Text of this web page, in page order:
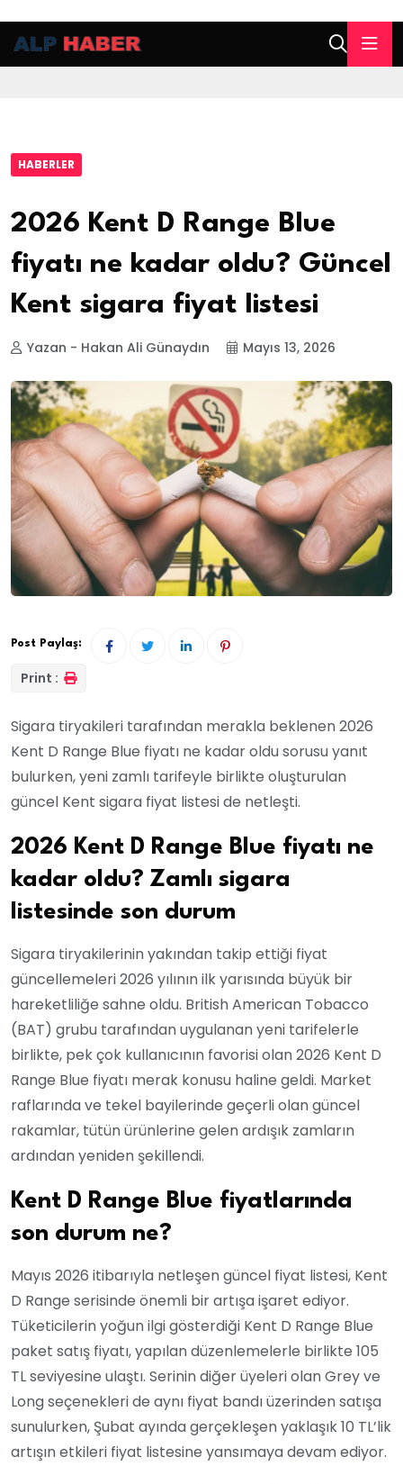
HABERLER
2026 Kent D Range Blue
fiyatı ne kadar oldu? Güncel
Kent sigara fiyat listesi
Yazan - Hakan Ali Günaydın Mayıs 13, 2026
Post Paylaş:
Print :
Sigara tiryakileri tarafından merakla beklenen 2026
Kent D Range Blue fiyatı ne kadar oldu sorusu yanıt
bulurken, yeni zamlı tarifeyle birlikte oluşturulan
güncel Kent sigara fiyat listesi de netleşti.
2026 Kent D Range Blue fiyatı ne
kadar oldu? Zamlı sigara
listesinde son durum
Sigara tiryakilerinin yakından takip ettiği fiyat
güncellemeleri 2026 yılının ilk yarısında büyük bir
hareketliliğe sahne oldu. British American Tobacco
(BAT) grubu tarafından uygulanan yeni tarifelerle
birlikte, pek çok kullanıcının favorisi olan 2026 Kent D
Range Blue fiyatı merak konusu haline geldi. Market
raflarında ve tekel bayilerinde geçerli olan güncel
rakamlar, tütün ürünlerine gelen ardışık zamların
ardından yeniden şekillendi.
Kent D Range Blue fiyatlarında
son durum ne?
Mayıs 2026 itibarıyla netleşen güncel fiyat listesi, Kent
D Range serisinde önemli bir artışa işaret ediyor.
Tüketicilerin yoğun ilgi gösterdiği Kent D Range Blue
paket satış fiyatı, yapılan düzenlemelerle birlikte 105
TL seviyesine ulaştı. Serinin diğer üyeleri olan Grey ve
Long seçenekleri de aynı fiyat bandı üzerinden satışa
sunulurken, Şubat ayında gerçekleşen yaklaşık 10 TL’lik
artışın etkileri fiyat listesine yansımaya devam ediyor.